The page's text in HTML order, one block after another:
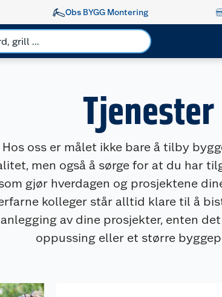
Obs BYGG Montering
Tjenester
Hos oss er målet ikke bare å tilby
men også å sørge for at du har
gjør hverdagen og prosjektene
kolleger står alltid klare til å
av dine prosjekter, enten
oppussing eller et større